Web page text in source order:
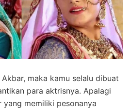
maka kamu selalu dibuat
para aktrisnya. Apalagi
yang memiliki pesonanya